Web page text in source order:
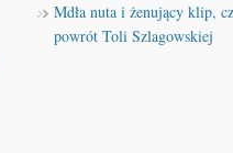
Mdła nuta i żenujący klip,
powrót Toli Szlagowskiej